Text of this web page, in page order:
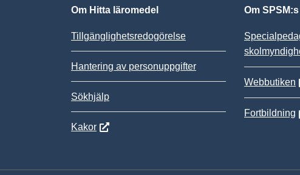
Om Hitta läromedel
Tillgänglighetsredogörelse
Hantering av personuppgifter
Sökhjälp
Kakor
Om
Webbutiken
Fortbildning